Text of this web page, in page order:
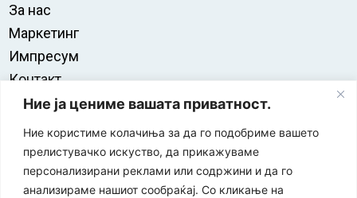
Ние ја цениме вашата приватност.
Ние користиме колачиња за да го подобриме вашето
прелистувачко искуство, да прикажуваме
персонализирани реклами или содржини и да го
анализираме нашиот сообраќај. Со кликање на
За нас
Маркетинг
Импресум
Контакт
Правила на користење